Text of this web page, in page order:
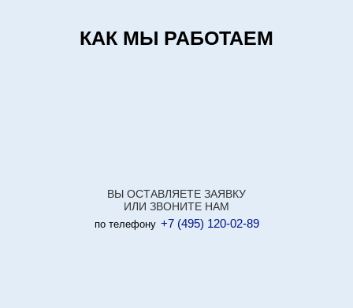
КАК МЫ РАБОТАЕМ
ВЫ ОСТАВЛЯЕТЕ ЗАЯВКУ
ИЛИ ЗВОНИТЕ НАМ
по телефону +7 (495) 120-02-89